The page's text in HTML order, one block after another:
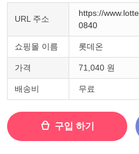
URL 주소
https://
0840
쇼핑몰 이름 롯데온
가격 71,040 원
배송비 무료
구입 하기